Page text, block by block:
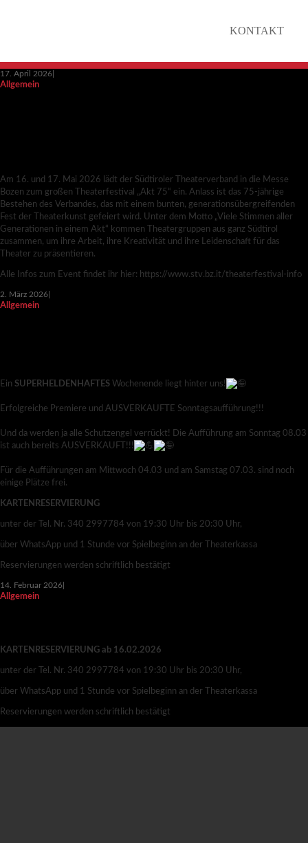
KONTAKT
17. April 2026
Allgemein
Am 16. und 17. Mai 2026 lädt der Südtiroler Theaterverband in die Messe
Bozen zum großen Theaterfestival „Akt 75“ ein. Anlass ist das 75-jährige
Bestehen des Verbandes, das mit einem bunten, generationsübergreifenden
Fest der Theaterkunst gefeiert wird. Unter dem Motto „Viele Stimmen aller
Generationen in einem Akt“ kommen Theatergruppen aus ganz Südtirol
zusammen, um ihre Arbeit, ihre Kreativität und ihre Leidenschaft für das
Theater zu präsentieren.
Alle Infos zum Event findet ihr hier: https://www.stv.bz.it/theaterfestival-info
2. März 2026
Allgemein
Ein SUPERHELDENHAFTES Wochenende liegt hinter uns!
Erfolgreiche Premiere und AUSVERKAUFTE Sonntagsaufführung!!!
Und da werden ja alle Schutzengel verrückt! Die Aufführung am Sonntag 08.03
ist auch bereits AUSVERKAUFT!!!
Für die Aufführungen am Mittwoch 04.03 und am Samstag 07.03. sind noch
einige Plätze frei.
KARTENRESERVIERUNG
unter der Tel. Nr. 340 2997784 von 19:30 Uhr bis 20:30 Uhr,
über WhatsApp und 1 Stunde vor Spielbeginn an der Theaterkassa
Reservierungen werden schriftlich bestätigt
14. Februar 2026
Allgemein
KARTENRESERVIERUNG ab 16.02.2026
unter der Tel. Nr. 340 2997784 von 19:30 Uhr bis 20:30 Uhr,
über WhatsApp und 1 Stunde vor Spielbeginn an der Theaterkassa
Reservierungen werden schriftlich bestätigt